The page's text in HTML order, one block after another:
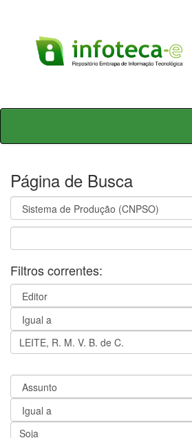
Skip
Página de Busca
Filtros correntes: